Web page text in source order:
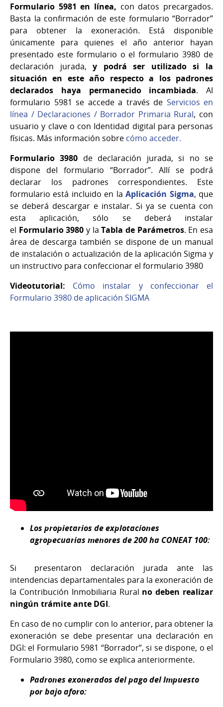
Formulario 5981 en línea, con datos precargados.
Basta la confirmación de este formulario “Borrador”
para obtener la exoneración. Está disponible
únicamente para quienes el año anterior hayan
presentado este formulario o el formulario 3980 de
declaración jurada,y podrá ser utilizado si la
situación en este año respecto a los padrones
declarados haya permanecido incambiada. Al
formulario 5981 se accede a través de Servicios en
línea / Declaraciones / Borrador Primaria Rural, con
usuario y clave o con Identidad digital para personas
físicas. Más información sobre cómo acceder.
Formulario 3980 de declaración jurada, si no se
dispone del formulario “Borrador”. Allí se podrá
declarar los padrones correspondientes. Este
formulario está incluido en laAplicación Sigma, que
se deberá descargar e instalar. Si ya se cuenta con
esta aplicación, sólo se deberá instalar
el Formulario 3980 y laTabla de Parámetros. En esa
área de descarga también se dispone de un manual
de instalación o actualización de la aplicación Sigma y
un instructivo para confeccionar el formulario 3980
Videotutorial: Cómo instalar y confeccionar el
Formulario 3980 de aplicación SIGMA
Los propietarios de explotaciones
agropecuarias menores de 200 ha CONEAT 100:
Si presentaron declaración jurada ante las
intendencias departamentales para la exoneración de
la Contribución Inmobiliaria Rural no deben realizar
ningún trámite ante DGI.
En caso de no cumplir con lo anterior, para obtener la
exoneración se debe presentar una declaración en
DGI: el Formulario 5981 “Borrador”, si se dispone, o el
Formulario 3980, como se explica anteriormente.
Padrones exonerados del pago del Impuesto
por bajo aforo: